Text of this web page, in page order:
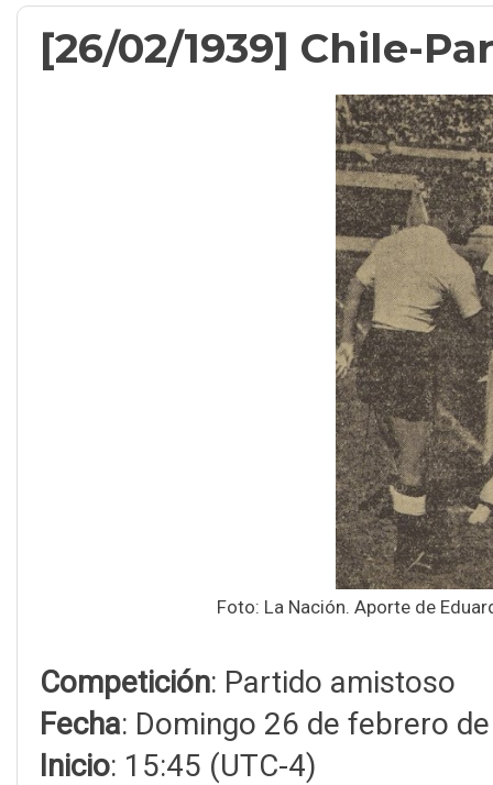
[26/02/1939] Chile-
Foto: La Nación. Aporte de
Competición: Partido amistoso
Fecha: Domingo 26 de febrero
Inicio: 15:45 (UTC-4)